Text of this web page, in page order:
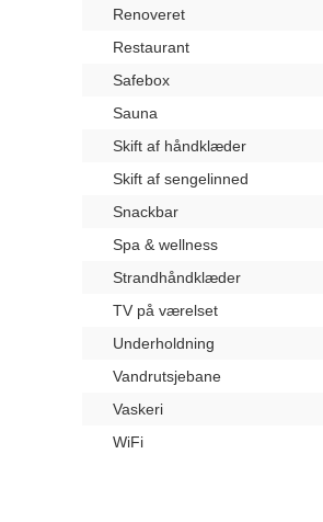
Renoveret
Restaurant
Safebox
Sauna
Skift af håndklæder
Skift af sengelinned
Snackbar
Spa & wellness
Strandhåndklæder
TV på værelset
Underholdning
Vandrutsjebane
Vaskeri
WiFi